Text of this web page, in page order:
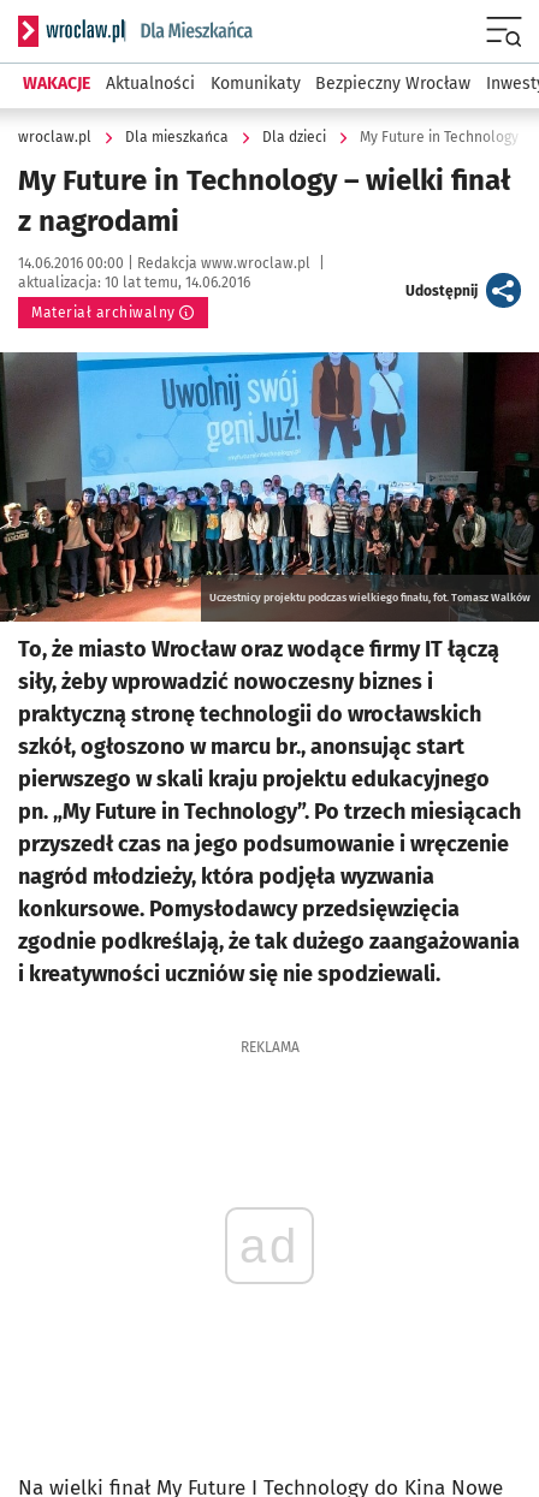
Serwis informacyjny wroclaw.pl podserwis: Dla mieszkańca
WAKACJE Aktualności Komunikaty Bezpieczny Wrocław
wroclaw.pl Dla mieszkańca Dla dzieci My Future in Technology –
My Future in Technology – wielki finał
z nagrodami
Data publikacji:
14.06.2016 00:00 | Autor:
Redakcja www.wroclaw.pl
aktualizacja: 10 lat temu, 14.06.2016
Materiał archiwalny
Udostępnijartykuł
Kliknij, aby powiększyć
Uczestnicy projektu podczas wielkiego finału, fot. Tomasz Walków
To, że miasto Wrocław oraz wodące firmy IT łączą
siły, żeby wprowadzić nowoczesny biznes i
praktyczną stronę technologii do wrocławskich
szkół, ogłoszono w marcu br., anonsując start
pierwszego w skali kraju projektu edukacyjnego
pn. „My Future in Technology”. Po trzech miesiącach
przyszedł czas na jego podsumowanie i wręczenie
nagród młodzieży, która podjęła wyzwania
konkursowe. Pomysłodawcy przedsięwzięcia
zgodnie podkreślają, że tak dużego zaangażowania
i kreatywności uczniów się nie spodziewali.
REKLAMA
ad
Na wielki finał My Future I Technology do Kina Nowe